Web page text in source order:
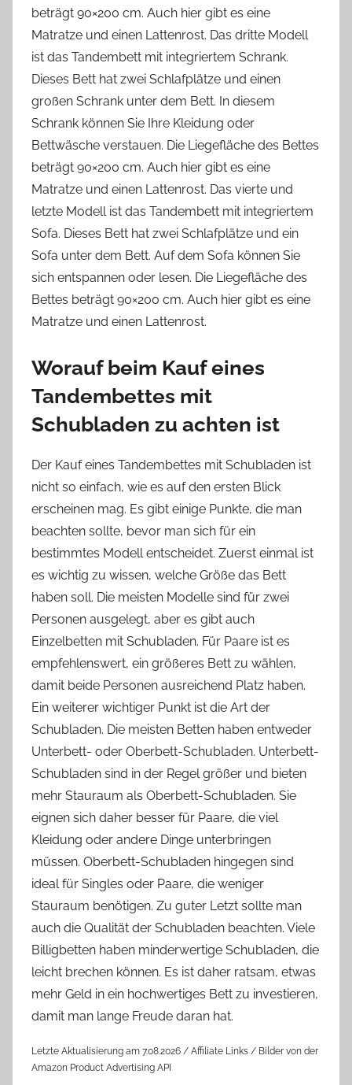
beträgt 90×200 cm. Auch hier gibt es eine
Matratze und einen Lattenrost. Das dritte Modell
ist das Tandembett mit integriertem Schrank.
Dieses Bett hat zwei Schlafplätze und einen
großen Schrank unter dem Bett. In diesem
Schrank können Sie Ihre Kleidung oder
Bettwäsche verstauen. Die Liegefläche des Bettes
beträgt 90×200 cm. Auch hier gibt es eine
Matratze und einen Lattenrost. Das vierte und
letzte Modell ist das Tandembett mit integriertem
Sofa. Dieses Bett hat zwei Schlafplätze und ein
Sofa unter dem Bett. Auf dem Sofa können Sie
sich entspannen oder lesen. Die Liegefläche des
Bettes beträgt 90×200 cm. Auch hier gibt es eine
Matratze und einen Lattenrost.
Worauf beim Kauf eines
Tandembettes mit
Schubladen zu achten ist
Der Kauf eines Tandembettes mit Schubladen ist
nicht so einfach, wie es auf den ersten Blick
erscheinen mag. Es gibt einige Punkte, die man
beachten sollte, bevor man sich für ein
bestimmtes Modell entscheidet. Zuerst einmal ist
es wichtig zu wissen, welche Größe das Bett
haben soll. Die meisten Modelle sind für zwei
Personen ausgelegt, aber es gibt auch
Einzelbetten mit Schubladen. Für Paare ist es
empfehlenswert, ein größeres Bett zu wählen,
damit beide Personen ausreichend Platz haben.
Ein weiterer wichtiger Punkt ist die Art der
Schubladen. Die meisten Betten haben entweder
Unterbett- oder Oberbett-Schubladen. Unterbett-
Schubladen sind in der Regel größer und bieten
mehr Stauraum als Oberbett-Schubladen. Sie
eignen sich daher besser für Paare, die viel
Kleidung oder andere Dinge unterbringen
müssen. Oberbett-Schubladen hingegen sind
ideal für Singles oder Paare, die weniger
Stauraum benötigen. Zu guter Letzt sollte man
auch die Qualität der Schubladen beachten. Viele
Billigbetten haben minderwertige Schubladen, die
leicht brechen können. Es ist daher ratsam, etwas
mehr Geld in ein hochwertiges Bett zu investieren,
damit man lange Freude daran hat.
Letzte Aktualisierung am 7.08.2026 / Affiliate Links / Bilder von der
Amazon Product Advertising API